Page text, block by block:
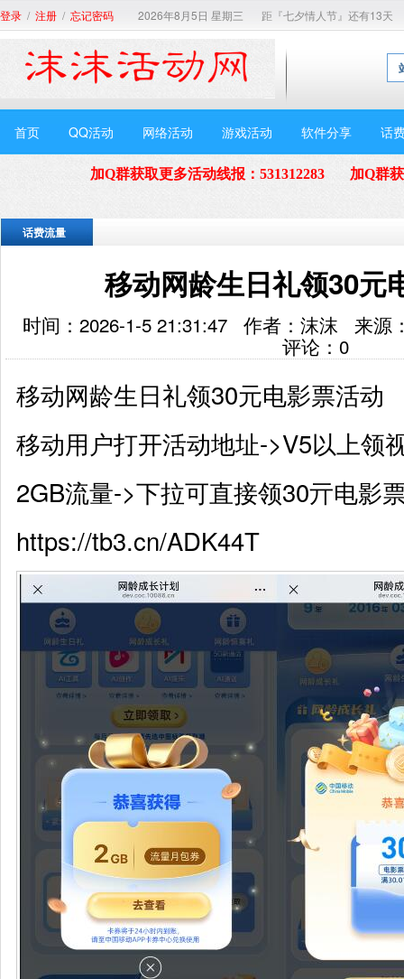
登录 / 注册 / 忘记密码 2026年8月5日 星期三 距『七夕情人节』还有13天
首页 QQ活动 网络活动 游戏活动 软件分享 话
加Q群获取更多活动线报 ： 531312283 加Q群
话费流量
移动网龄生日礼领30元
时间：2026-1-5 21:31:47 作者：沫沫 来源
评论： 0
移动网龄生日礼领30元电影票活动
移动用户打开活动地址->V5以上领
2GB流量->下拉可直接领30亓电影
https://tb3.cn/ADK44T